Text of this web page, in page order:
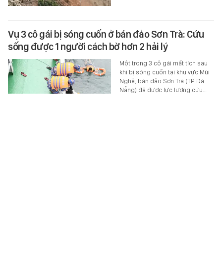
Vụ 3 cô gái bị sóng cuốn ở bán đảo Sơn Trà: Cứu
sống được 1 người cách bờ hơn 2 hải lý
Một trong 3 cô gái mất tích sau
khi bị sóng cuốn tại khu vực Mũi
Nghê, bán đảo Sơn Trà (TP Đà
Nẵng) đã được lực lượng cứu…